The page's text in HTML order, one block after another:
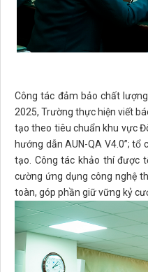
Công tác đảm bảo chất
2025, Trường thực hiện viết
tạo theo tiêu chuẩn khu vực
hướng dẫn AUN-QA V4.0”;
tạo. Công tác khảo thí được
cường ứng dụng công nghệ
toàn, góp phần giữ vững kỷ